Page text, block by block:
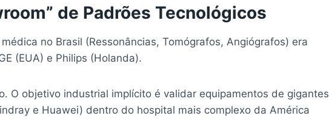
de Padrões Tecnológicos
no Brasil (Ressonâncias, Tomógrafos, Angiógrafos) era
(EUA) e Philips (Holanda).
O objetivo industrial implícito é validar equipamentos de gigantes
e Huawei) dentro do hospital mais complexo da América